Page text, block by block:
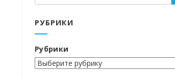
РУБРИКИ
Рубрики